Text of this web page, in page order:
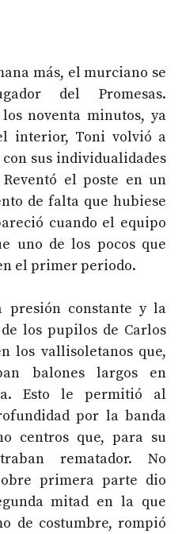
más, el murciano se
del Promesas.
noventa minutos, ya
interior, Toni volvió a
sus individualidades
el poste en un
de falta que hubiese
cuando el equipo
uno de los pocos que
el primer periodo.
presión constante y la
los pupilos de Carlos
los vallisoletanos que,
balones largos en
Esto le permitió al
por la banda
centros que, para su
rematador. No
primera parte dio
mitad en la que
de costumbre, rompió